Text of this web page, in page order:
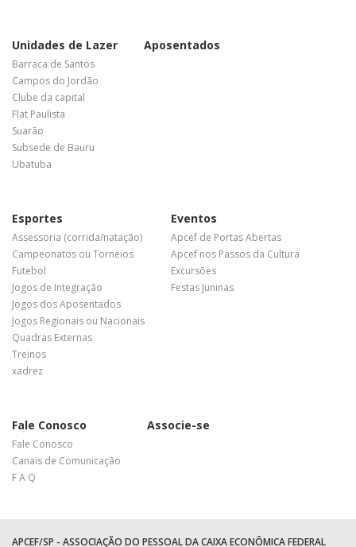
Unidades de Lazer
Barraca de Santos
Campos do Jordão
Clube da capital
Flat Paulista
Suarão
Subsede de Bauru
Ubatuba
Aposentados
Esportes
Assessoria (corrida/natação)
Campeonatos ou Torneios
Futebol
Jogos de Integração
Jogos dos Aposentados
Jogos Regionais ou Nacionais
Quadras Externas
Treinos
xadrez
Eventos
Apcef de Portas Abertas
Apcef nos Passos da Cultura
Excursões
Festas Juninas
Fale Conosco
Fale Conosco
Canais de Comunicação
F A Q
Associe-se
APCEF/SP - ASSOCIAÇÃO DO PESSOAL DA CAIXA ECONÔMICA FEDERAL